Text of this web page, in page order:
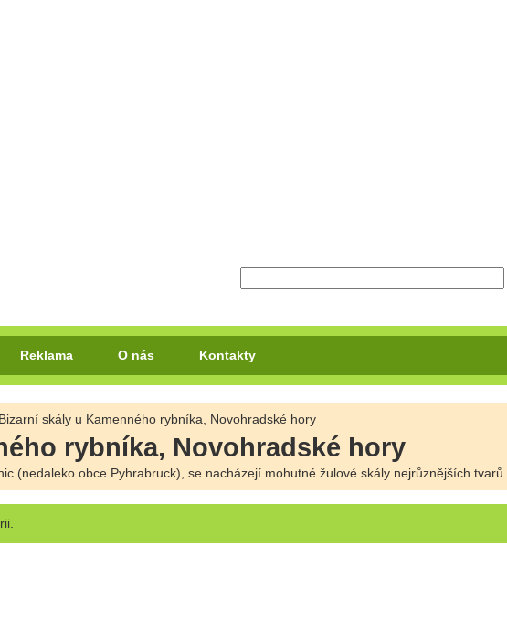
Reklama O nás Kontakty
skály u Kamenného rybníka, Novohradské hory
rybníka, Novohradské hory
(nedaleko obce Pyhrabruck), se nacházejí mohutné žulové skály nejrůznějších tvarů.